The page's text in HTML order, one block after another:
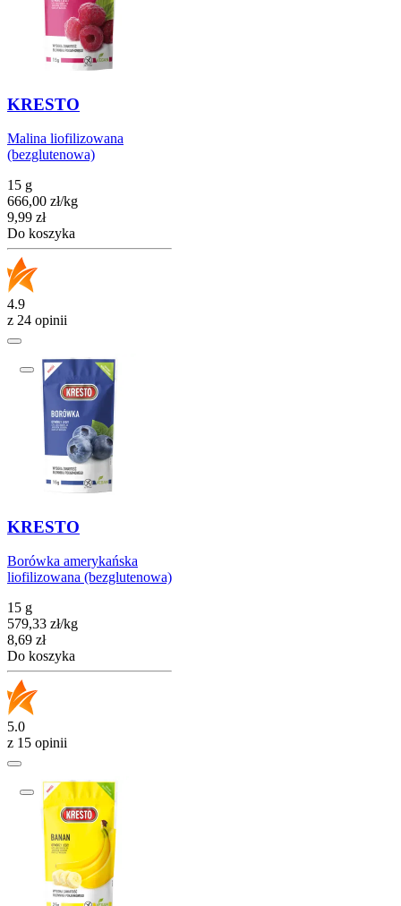
KRESTO
Malina liofilizowana
(bezglutenowa)
15 g
666,00 zł/kg
Cena
9,99 zł
Do koszyka
4.9
z 24 opinii
KRESTO
Borówka amerykańska
liofilizowana (bezglutenowa)
15 g
579,33 zł/kg
Cena
8,69 zł
Do koszyka
5.0
z 15 opinii